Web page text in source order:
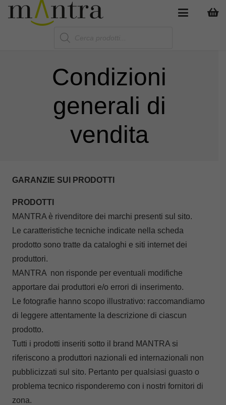
search
Condizioni
generali di
vendita
GARANZIE SUI PRODOTTI
PRODOTTI
MANTRA è rivenditore dei marchi presenti sul sito.
Le caratteristiche tecniche indicate nella scheda
prodotto sono tratte da cataloghi e siti internet dei
produttori.
MANTRA non risponde per eventuali modifiche
apportare dai produttori e/o errori di inserimento.
Le fotografie hanno scopo illustrativo: raccomandiamo
di leggere attentamente la descrizione di ciascun
prodotto.
Tutti i prodotti inseriti sotto il brand MANTRA si
riferiscono a produttori nazionali ed internazionali non
pubblicizzati sul sito. Pertanto per qualsiasi guasto o
problema tecnico risponderemo con i nostri fornitori di
zona.